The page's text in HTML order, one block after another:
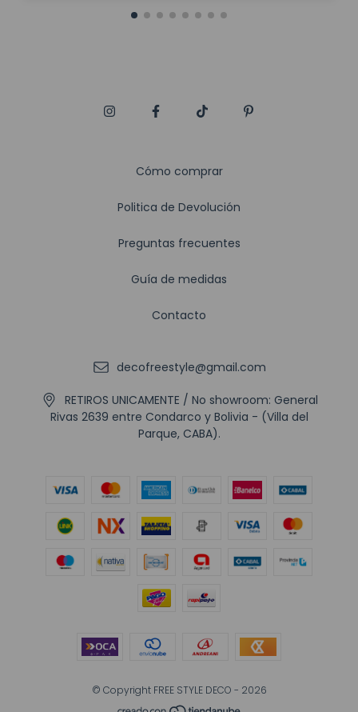
Cómo comprar
Politica de Devolución
Preguntas frecuentes
Guía de medidas
Contacto
decofreestyle@gmail.com
RETIROS UNICAMENTE / No showroom: General
Rivas 2639 entre Condarco y Bolivia - (Villa del
Parque, CABA).
© Copyright FREE STYLE DECO - 2026